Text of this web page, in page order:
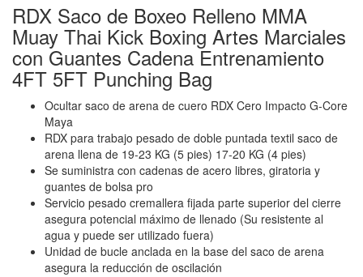
RDX Saco de Boxeo Relleno MMA
Muay Thai Kick Boxing Artes Marciales
con Guantes Cadena Entrenamiento
4FT 5FT Punching Bag
Ocultar saco de arena de cuero RDX Cero Impacto G-Core
Maya
RDX para trabajo pesado de doble puntada textil saco de
arena llena de 19-23 KG (5 pies) 17-20 KG (4 pies)
Se suministra con cadenas de acero libres, giratoria y
guantes de bolsa pro
Servicio pesado cremallera fijada parte superior del cierre
asegura potencial máximo de llenado (Su resistente al
agua y puede ser utilizado fuera)
Unidad de bucle anclada en la base del saco de arena
asegura la reducción de oscilación